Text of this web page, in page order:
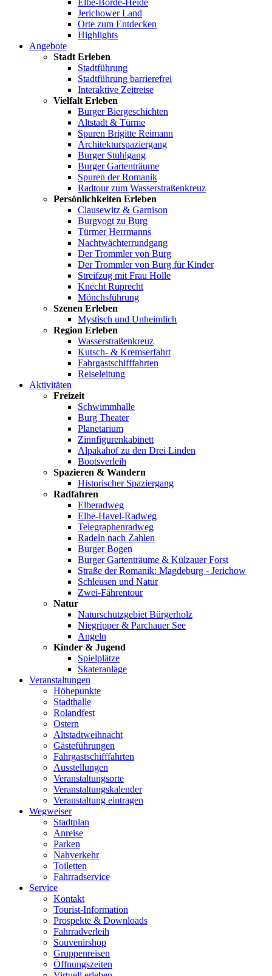
Elbe-Börde-Heide
Jerichower Land
Orte zum Entdecken
Highlights
Angebote
Stadt Erleben
Stadtführung
Stadtführung barrierefrei
Interaktive Zeitreise
Vielfalt Erleben
Burger Biergeschichten
Altstadt & Türme
Spuren Brigitte Reimann
Architekturspaziergang
Burger Stuhlgang
Burger Gartenträume
Spuren der Romanik
Radtour zum Wasserstraßenkreuz
Persönlichkeiten Erleben
Clausewitz & Garnison
Burgvogt zu Burg
Türmer Herrmanns
Nachtwächterrundgang
Der Trommler von Burg
Der Trommler von Burg für Kinder
Streifzug mit Frau Holle
Knecht Ruprecht
Mönchsführung
Szenen Erleben
Mystisch und Unheimlich
Region Erleben
Wasserstraßenkreuz
Kutsch- & Kremserfahrt
Fahrgastschifffahrten
Reiseleitung
Aktivitäten
Freizeit
Schwimmhalle
Burg Theater
Planetarium
Zinnfigurenkabinett
Alpakahof zu den Drei Linden
Bootsverleih
Spazieren & Wandern
Historischer Spaziergang
Radfahren
Elberadweg
Elbe-Havel-Radweg
Telegraphenradweg
Radeln nach Zahlen
Burger Bogen
Burger Gartenträume & Külzauer Forst
Straße der Romanik: Magdeburg - Jerichow
Schleusen und Natur
Zwei-Fährentour
Natur
Naturschutzgebiet Bürgerholz
Niegripper & Parchauer See
Angeln
Kinder & Jugend
Spielplätze
Skateranlage
Veranstaltungen
Höhepunkte
Stadthalle
Rolandfest
Ostern
Altstadtweihnacht
Gästeführungen
Fahrgastschifffahrten
Ausstellungen
Veranstaltungsorte
Veranstaltungskalender
Veranstaltung eintragen
Wegweiser
Stadtplan
Anreise
Parken
Nahverkehr
Toiletten
Fahrradservice
Service
Kontakt
Tourist-Information
Prospekte & Downloads
Fahrradverleih
Souvenirshop
Gruppenreisen
Öffnungszeiten